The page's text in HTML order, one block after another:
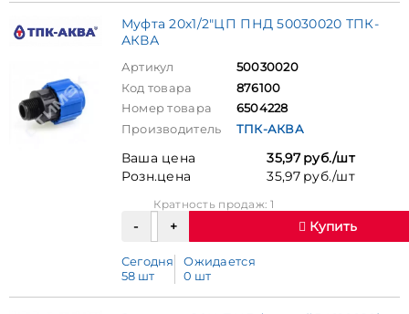
Муфта 20х1/2"ЦП ПНД 50030020 ТПК-
АКВА
Артикул
50030020
Код товара
876100
Номер товара
6504228
Производитель
ТПК-АКВА
Ваша цена
35,97 руб./шт
Розн.цена
35,97 руб./шт
Кратность продаж: 1
Купить
Сегодня
58 шт
Ожидается
0 шт